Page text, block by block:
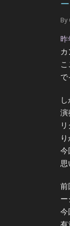
By
で
演
今
思
前
今